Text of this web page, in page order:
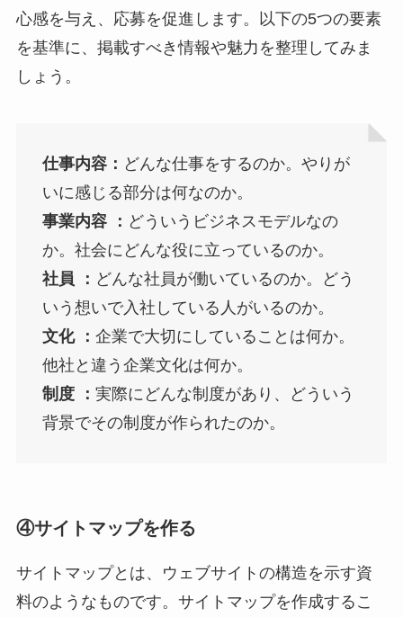
心感を与え、応募を促進します。以下の5つの要素
を基準に、掲載すべき情報や魅力を整理してみま
しょう。
仕事内容： どんな仕事をするのか。やりが
いに感じる部分は何なのか。
事業内容 ： どういうビジネスモデルなの
か。社会にどんな役に立っているのか。
社員 ： どんな社員が働いているのか。どう
いう想いで入社している人がいるのか。
文化 ： 企業で大切にしていることは何か。
他社と違う企業文化は何か。
制度 ： 実際にどんな制度があり、どういう
背景でその制度が作られたのか。
④サイトマップを作る
サイトマップとは、ウェブサイトの構造を示す資
料のようなものです。サイトマップを作成するこ